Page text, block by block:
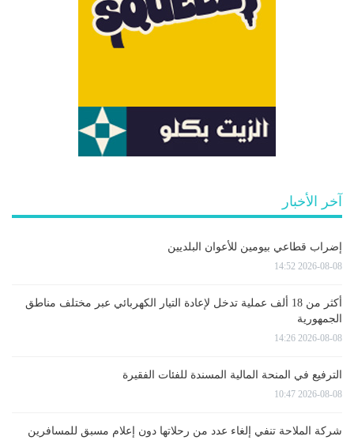
آخر الأخبار
إضراب قطاعي بيومين للأعوان البلديين
2026-08-08 14:52
أكثر من 18 ألف عملية تدخل لإعادة التيار الكهربائي عبر مختلف مناطق
الجمهورية
2026-08-08 14:26
الترفيع في المنحة المالية المسندة للفئات الفقيرة
2026-08-08 10:47
شركة الملاحة تنفي إلغاء عدد من رحلاتها دون إعلام مسبق للمسافرين